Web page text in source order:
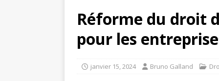
[ juillet 19, 2026 ]
Réforme du droit
pour les
janvier 15, 2024 Bruno Galland